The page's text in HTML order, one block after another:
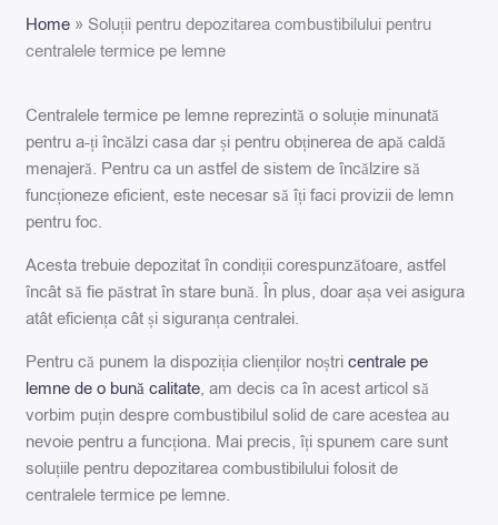
Home » Soluții pentru depozitarea combustibilului pentru
centralele termice pe lemne
Centralele termice pe lemne reprezintă o soluție minunată
pentru a-ți încălzi casa dar și pentru obținerea de apă caldă
menajeră. Pentru ca un astfel de sistem de încălzire să
funcționeze eficient, este necesar să îți faci provizii de lemn
pentru foc.
Acesta trebuie depozitat în condiții corespunzătoare, astfel
încât să fie păstrat în stare bună. În plus, doar așa vei asigura
atât eficiența cât și siguranța centralei.
Pentru că punem la dispoziția clienților noștricentrale pe
lemne de o bună calitate, am decis ca în acest articol să
vorbim puțin despre combustibilul solid de care acestea au
nevoie pentru a funcționa. Mai precis, îți spunem care sunt
soluțiile pentru depozitarea combustibilului folosit de
centralele termice pe lemne.